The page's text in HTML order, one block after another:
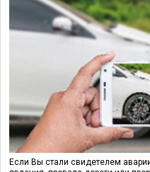
Если Вы стали свидетелем